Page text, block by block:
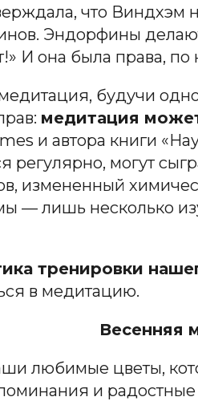
что Виндхэм
Эндорфины
И она была права,
будучи
медитация
и автора книги
регулярно, могут
измененный
— лишь несколько
тренировки
в медитацию.
Весенняя
любимые цветы,
и